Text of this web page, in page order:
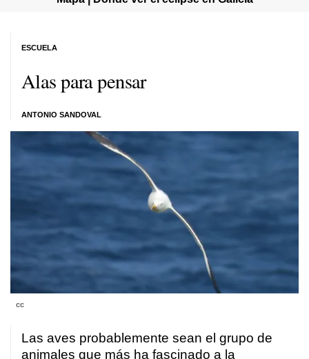
Alas para pensar
ANTONIO SANDOVAL
ESCUELA
cc
Las aves probablemente sean el grupo de
animales que más ha fascinado a la